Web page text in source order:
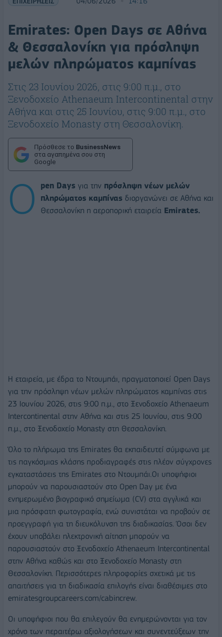
Emirates: Open Days σε Αθήνα
& Θεσσαλονίκη για πρόσληψη
μελών πληρώματος καμπίνας
Στις 23 Ιουνίου 2026, στις 9:00 π.μ., στο
Ξενοδοχείο Athenaeum Intercontinental στην
Αθήνα και στις 25 Ιουνίου, στις 9:00 π.μ., στο
Ξενοδοχείο Monasty στη Θεσσαλονίκη.
Πρόσθεσε το BusinessNews
στα αγαπημένα σου στη
Google
O pen Days για την πρόσληψη νέων μελών
πληρώματος καμπίνας διοργανώνει σε Αθήνα και
Θεσσαλονίκη η αεροπορική εταιρεία Emirates.
Η εταιρεία, με έδρα το Ντουμπάι, πραγματοποιεί Open Days
για την πρόσληψη νέων μελών πληρώματος καμπίνας στις
23 Ιουνίου 2026, στις 9:00 π.μ., στο Ξενοδοχείο Athenaeum
Intercontinental στην Αθήνα και στις 25 Ιουνίου, στις 9:00
π.μ., στο Ξενοδοχείο Monasty στη Θεσσαλονίκη.
Όλο το πλήρωμα της Emirates θα εκπαιδευτεί σύμφωνα με
τις παγκόσμιας κλάσης προδιαγραφές στις πλέον σύγχρονες
εγκαταστάσεις της Emirates στο Ντουμπάι.Οι υποψήφιοι
μπορούν να παρουσιαστούν στο Open Day με ένα
ενημερωμένο βιογραφικό σημείωμα (CV) στα αγγλικά και
μια πρόσφατη φωτογραφία, ενώ συνιστάται να προβούν σε
προεγγραφή για τη διευκόλυνση της διαδικασίας. Όσοι δεν
έχουν υποβάλει ηλεκτρονική αίτηση μπορούν να
παρουσιαστούν στο Ξενοδοχείο Athenaeum Intercontinental
στην Αθήνα καθώς και στο Ξενοδοχείο Monasty στη
Θεσσαλονίκη. Περισσότερες πληροφορίες σχετικά με τις
απαιτήσεις για τη διαδικασία επιλογής είναι διαθέσιμες στο
emiratesgroupcareers.com/cabincrew.
Οι υποψήφιοι που θα επιλεγούν θα ενημερώνονται για τον
χρόνο των περαιτέρω αξιολογήσεων και συνεντεύξεων την